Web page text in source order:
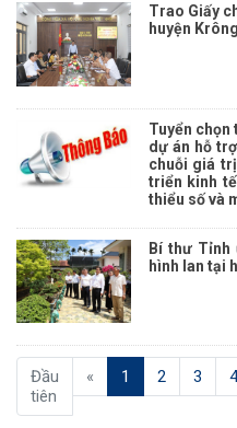
Trao Giấy
huyện
Tuyển
dự án hỗ
chuỗi giá
triển kinh
thiểu số và
Bí thư Tỉnh
hình lan tại
Đầu
tiên
« 1 (current)
2 3 4
Thông báo về việc niêm yết
người ứng cử đại biểu Quốc
(26/02/2026)
Thông báo chuyển trụ sở làm
chính công xã Krông Ana
(05/01/2026)